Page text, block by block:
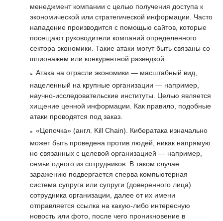
менеджмент компании с целью получения доступа к
экономической или стратегической информации. Часто
нападение производится с помощью сайтов, которые
посещают руководители компаний определенного
сектора экономики. Такие атаки могут быть связаны со
шпионажем или конкурентной разведкой.
Атака на отрасли экономики — масштабный вид,
нацеленный на крупные организации — например,
научно-исследовательские институты. Целью является
хищение ценной информации. Как правило, подобные
атаки проводятся под заказ.
«Цепочка» (англ. Kill Chain). Кибератака изначально
может быть проведена против людей, никак напрямую
не связанных с целевой организацией — например,
семьи одного из сотрудников. В таком случае
заражению подвергается сперва компьютерная
система супруга или супруги (доверенного лица)
сотрудника организации, далее от их имени
отправляется ссылка на какую-либо интересную
новость или фото, после чего проникновение в